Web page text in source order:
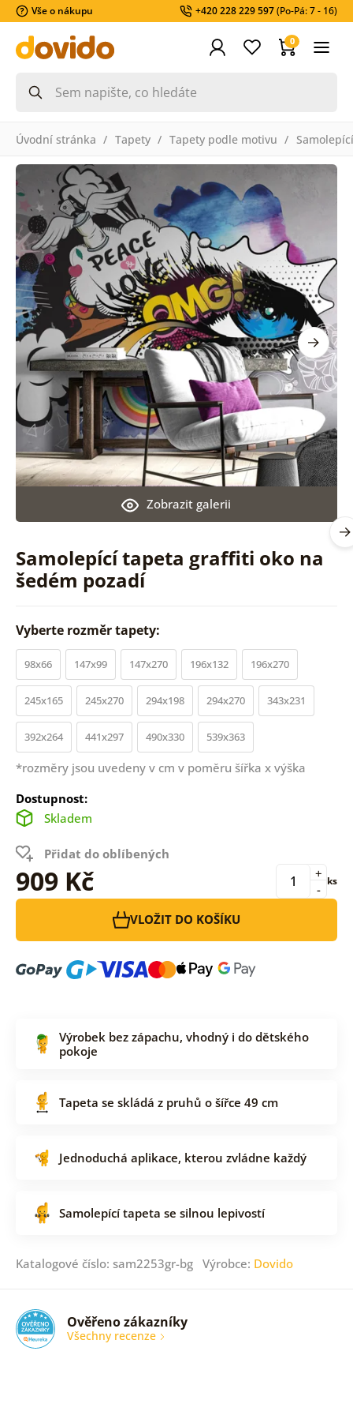
Vše o nákupu +420 228 229 597(Po-Pá: 7 - 16)
0
Úvodní stránka Tapety Tapety podle motivu
Samolepící tapeta graffiti oko na
šedém pozadí
Zobrazit galerii
Vyberte rozměr tapety:
98x66 147x99 147x270 196x132 196x270
245x165 245x270 294x198 294x270 343x231
392x264 441x297 490x330 539x363
*rozměry jsou uvedeny v cm v poměru šířka x výška
Dostupnost:
Skladem
Přidat do oblíbených
909 Kč -
+ ks
VLOŽIT DO KOŠÍKU
Výrobek bez zápachu, vhodný i do dětského
pokoje
Tapeta se skládá z pruhů o šířce 49 cm
Jednoduchá aplikace, kterou zvládne každý
Samolepící tapeta se silnou lepivostí
Katalogové číslo: sam2253gr-bg Výrobce: Dovido
Ověřeno zákazníky
Všechny recenze